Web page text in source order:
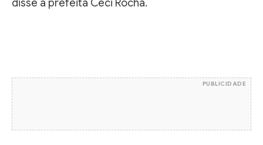
disse a prefeita Ceci Rocha.
PUBLICIDADE